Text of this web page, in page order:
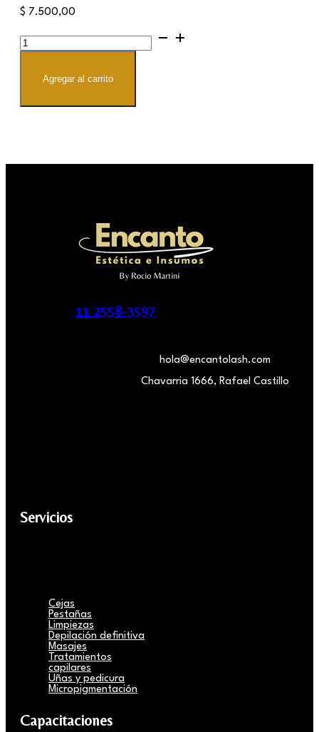
$ 7.500,00
Bigudies
para
reversion
Agregar al carrito
11 2558-3597
hola@encantolash.com
Chavarria 1666, Rafael Castillo
Servicios
Cejas
Pestañas
Limpiezas
Depilación definitiva
Masajes
Tratamientos
capilares
Uñas y pedicura
Micropigmentación
Capacitaciones